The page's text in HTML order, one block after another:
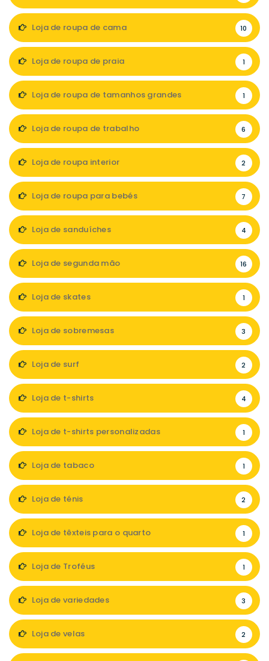
Loja de roupa de cama 10
Loja de roupa de praia 1
Loja de roupa de tamanhos grandes 1
Loja de roupa de trabalho 6
Loja de roupa interior 2
Loja de roupa para bebés 7
Loja de sanduíches 4
Loja de segunda mão 16
Loja de skates 1
Loja de sobremesas 3
Loja de surf 2
Loja de t-shirts 4
Loja de t-shirts personalizadas 1
Loja de tabaco 1
Loja de ténis 2
Loja de têxteis para o quarto 1
Loja de Troféus 1
Loja de variedades 3
Loja de velas 2